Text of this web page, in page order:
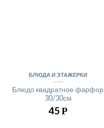
БЛЮДА И ЭТАЖЕРКИ
Блюдо квадратное фарфор
30/30см
45Р